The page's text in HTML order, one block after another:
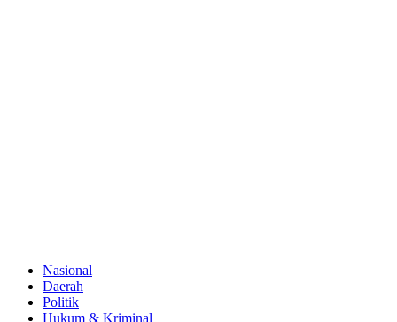
Nasional
Daerah
Politik
Hukum & Kriminal